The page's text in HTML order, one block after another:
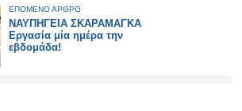
ΕΠΟΜΕΝΟ ΑΡΘΡΟ
ΝΑΥΠΗΓΕΙΑ ΣΚΑΡΑΜΑΓΚΑ
Εργασία μία ημέρα την
εβδομάδα!